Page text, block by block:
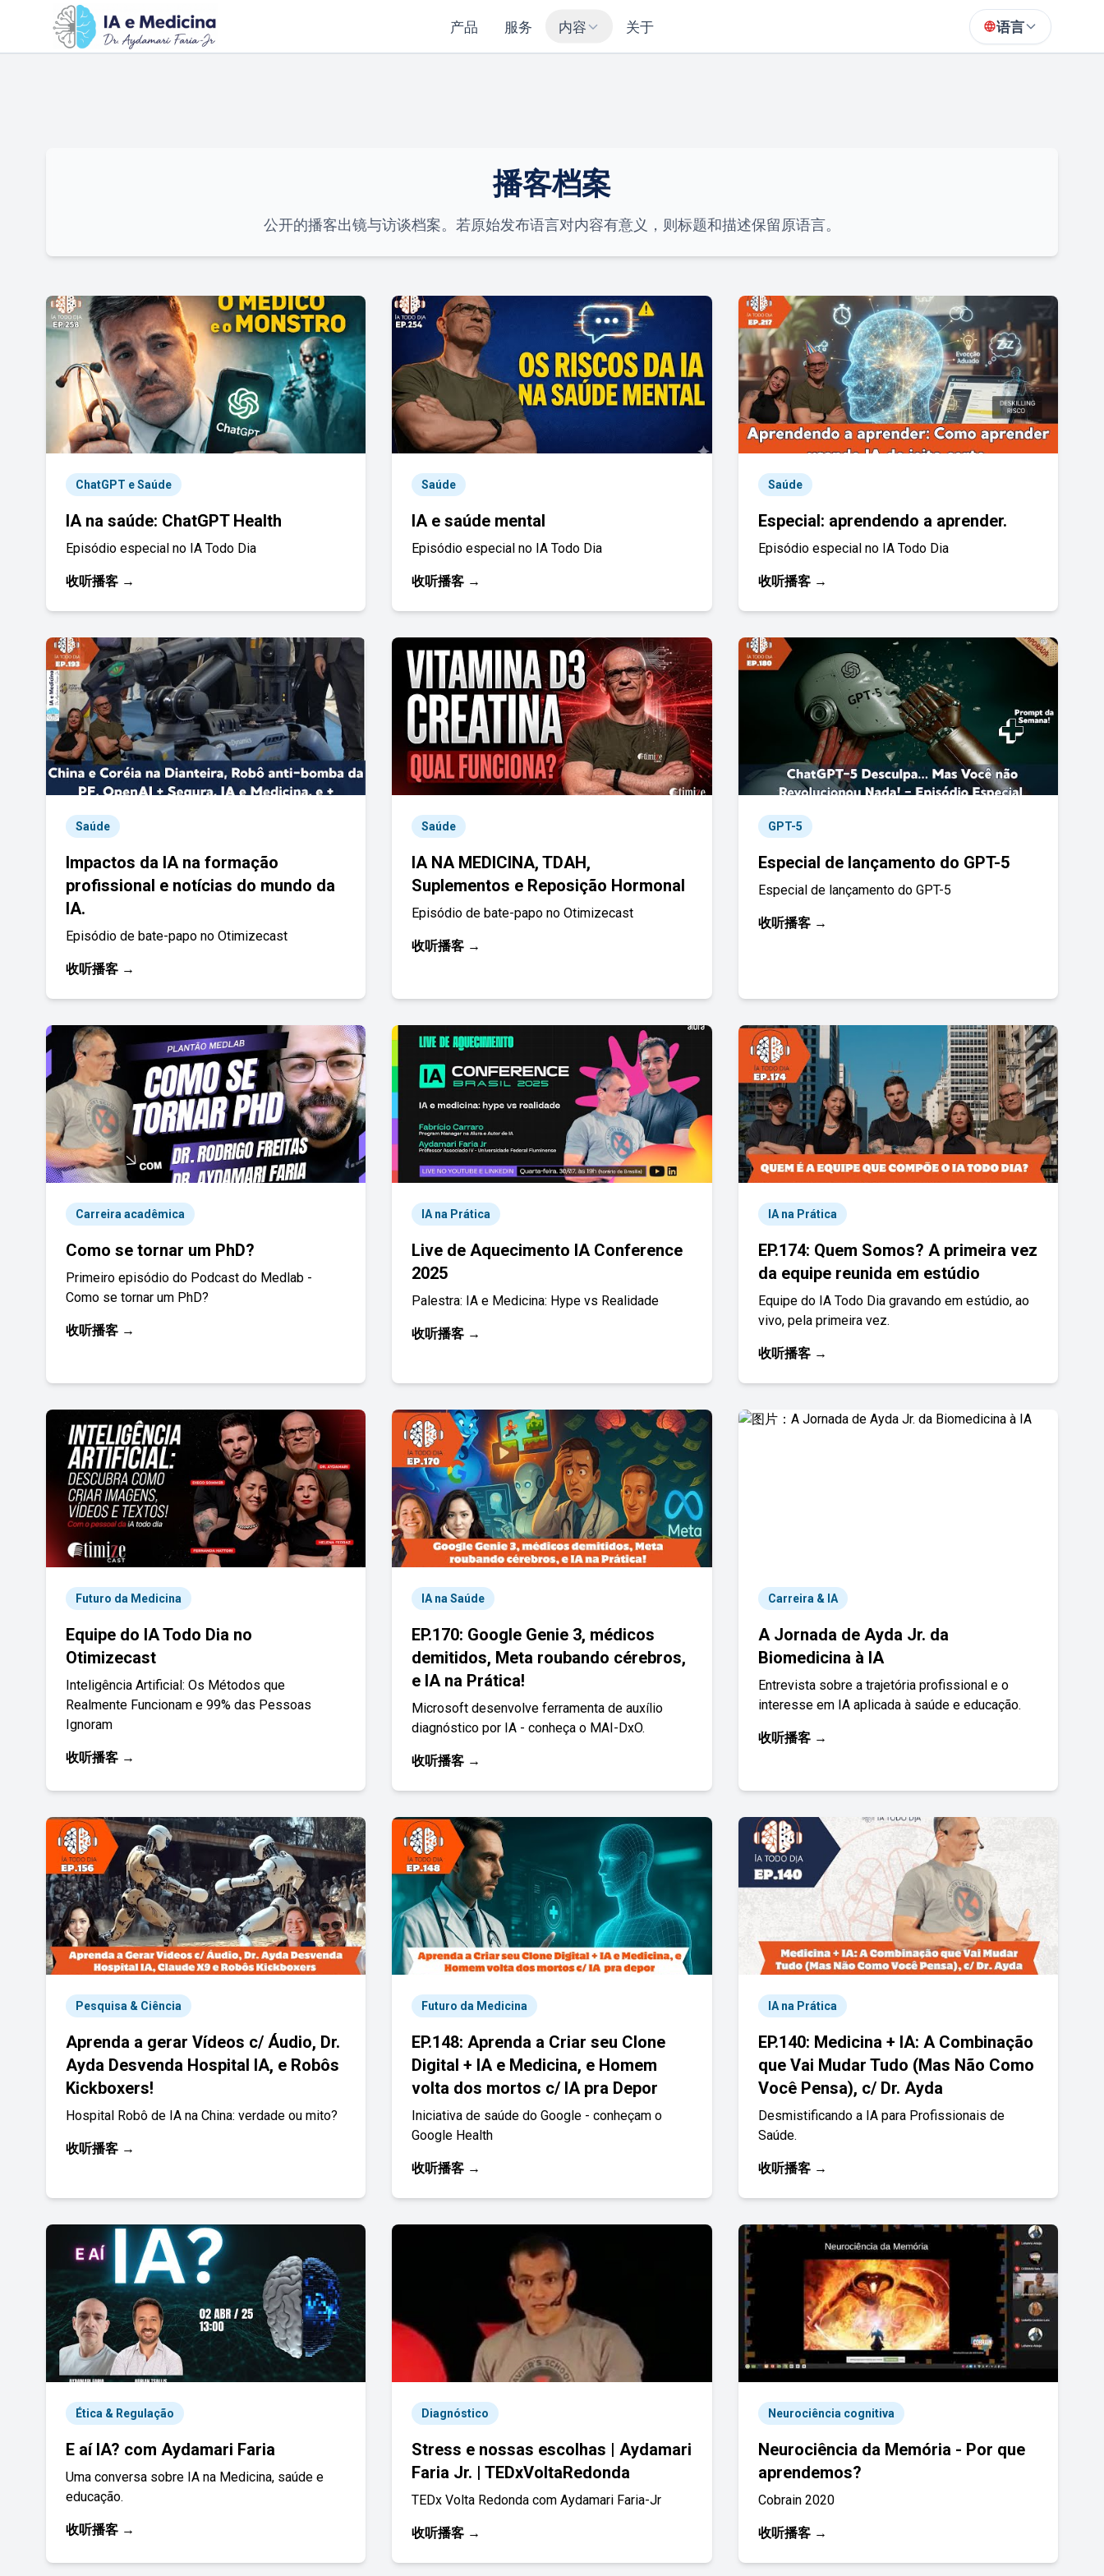
产品 服务 内容 关于 语言
播客档案
公开的播客出镜与访谈档案。若原始发布语言对内容有意义，则标题和描述保留原语言。
ChatGPT e Saúde
IA na saúde: ChatGPT Health
Episódio especial no IA Todo Dia
收听播客 →
Saúde
IA e saúde mental
Episódio especial no IA Todo Dia
收听播客 →
Saúde
Especial: aprendendo a aprender.
Episódio especial no IA Todo Dia
收听播客 →
Saúde
Impactos da IA na formação
profissional e notícias do mundo da
IA.
Episódio de bate-papo no Otimizecast
收听播客 →
Saúde
IA NA MEDICINA, TDAH,
Suplementos e Reposição Hormonal
Episódio de bate-papo no Otimizecast
收听播客 →
GPT-5
Especial de lançamento do GPT-5
Especial de lançamento do GPT-5
收听播客 →
Carreira acadêmica
Como se tornar um PhD?
Primeiro episódio do Podcast do Medlab -
Como se tornar um PhD?
收听播客 →
IA na Prática
Live de Aquecimento IA Conference
2025
Palestra: IA e Medicina: Hype vs Realidade
收听播客 →
IA na Prática
EP.174: Quem Somos? A primeira vez
da equipe reunida em estúdio
Equipe do IA Todo Dia gravando em estúdio, ao
vivo, pela primeira vez.
收听播客 →
Futuro da Medicina
Equipe do IA Todo Dia no
Otimizecast
Inteligência Artificial: Os Métodos que
Realmente Funcionam e 99% das Pessoas
Ignoram
收听播客 →
IA na Saúde
EP.170: Google Genie 3, médicos
demitidos, Meta roubando cérebros,
e IA na Prática!
Microsoft desenvolve ferramenta de auxílio
diagnóstico por IA - conheça o MAI-DxO.
收听播客 →
Carreira & IA
A Jornada de Ayda Jr. da
Biomedicina à IA
Entrevista sobre a trajetória profissional e o
interesse em IA aplicada à saúde e educação.
收听播客 →
Pesquisa & Ciência
Aprenda a gerar Vídeos c/ Áudio, Dr.
Ayda Desvenda Hospital IA, e Robôs
Kickboxers!
Hospital Robô de IA na China: verdade ou mito?
收听播客 →
Futuro da Medicina
EP.148: Aprenda a Criar seu Clone
Digital + IA e Medicina, e Homem
volta dos mortos c/ IA pra Depor
Iniciativa de saúde do Google - conheçam o
Google Health
收听播客 →
IA na Prática
EP.140: Medicina + IA: A Combinação
que Vai Mudar Tudo (Mas Não Como
Você Pensa), c/ Dr. Ayda
Desmistificando a IA para Profissionais de
Saúde.
收听播客 →
Ética & Regulação
E aí IA? com Aydamari Faria
Uma conversa sobre IA na Medicina, saúde e
educação.
收听播客 →
Diagnóstico
Stress e nossas escolhas | Aydamari
Faria Jr. | TEDxVoltaRedonda
TEDx Volta Redonda com Aydamari Faria-Jr
收听播客 →
Neurociência cognitiva
Neurociência da Memória - Por que
aprendemos?
Cobrain 2020
收听播客 →